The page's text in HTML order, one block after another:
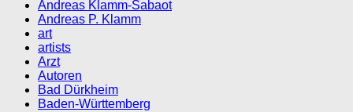
Andreas Klamm-Sabaot
Andreas P. Klamm
art
artists
Arzt
Autoren
Bad Dürkheim
Baden-Württemberg